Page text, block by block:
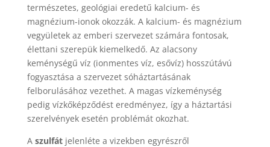
természetes, geológiai eredetű kalcium- és
magnézium-ionok okozzák. A kalcium- és magnézium
vegyületek az emberi szervezet számára fontosak,
élettani szerepük kiemelkedő. Az alacsony
keménységű víz (ionmentes víz, esővíz) hosszútávú
fogyasztása a szervezet sóháztartásának
felborulásához vezethet. A magas vízkeménység
pedig vízkőképződést eredményez, így a háztartási
szerelvények esetén problémát okozhat.
A szulfátjelenléte a vizekben egyrészről